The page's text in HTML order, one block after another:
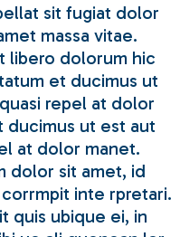
sit fugiat dolor
massa vitae.
libero dolorum hic
et ducimus ut
repel at dolor
ut est aut
at dolor manet.
dolor sit amet, id
inte rpretari.
quis ubique ei, in